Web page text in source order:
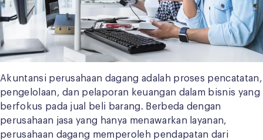
Akuntansi perusahaan dagang adalah proses pencatatan,
pengelolaan, dan pelaporan keuangan dalam bisnis yang
berfokus pada jual beli barang. Berbeda dengan
perusahaan jasa yang hanya menawarkan layanan,
perusahaan dagang memperoleh pendapatan dari